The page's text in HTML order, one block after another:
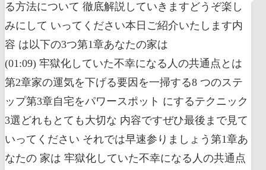
る方法について 徹底解説していきますどうぞ楽し
みにして いってください本日ご紹介いたします内
容 は以下の3つ第1章あなたの家は
(01:09) 牢獄化していた不幸になる人の共通点とは
第2章家の運気を下げる要因を一掃する8 つのステ
ップ第3章自宅をパワースポット にするテクニック
3選どれもとても大切な 内容ですぜひ最後まで見て
いってください それでは早速参りましょう第1章あ
なたの 家は 牢獄化していた不幸になる人の共通点